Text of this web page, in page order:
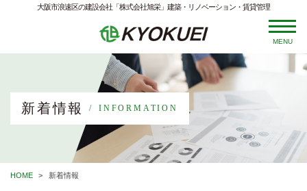
大阪市浪速区の建設会社「株式会社旭栄」建築・リノベーション・賃貸管理
MENU
新着情報 INFORMATION
HOME 新着情報